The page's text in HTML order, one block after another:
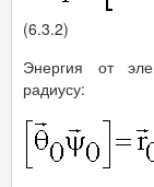
(6.3.2)
Энергия от
радиусу: